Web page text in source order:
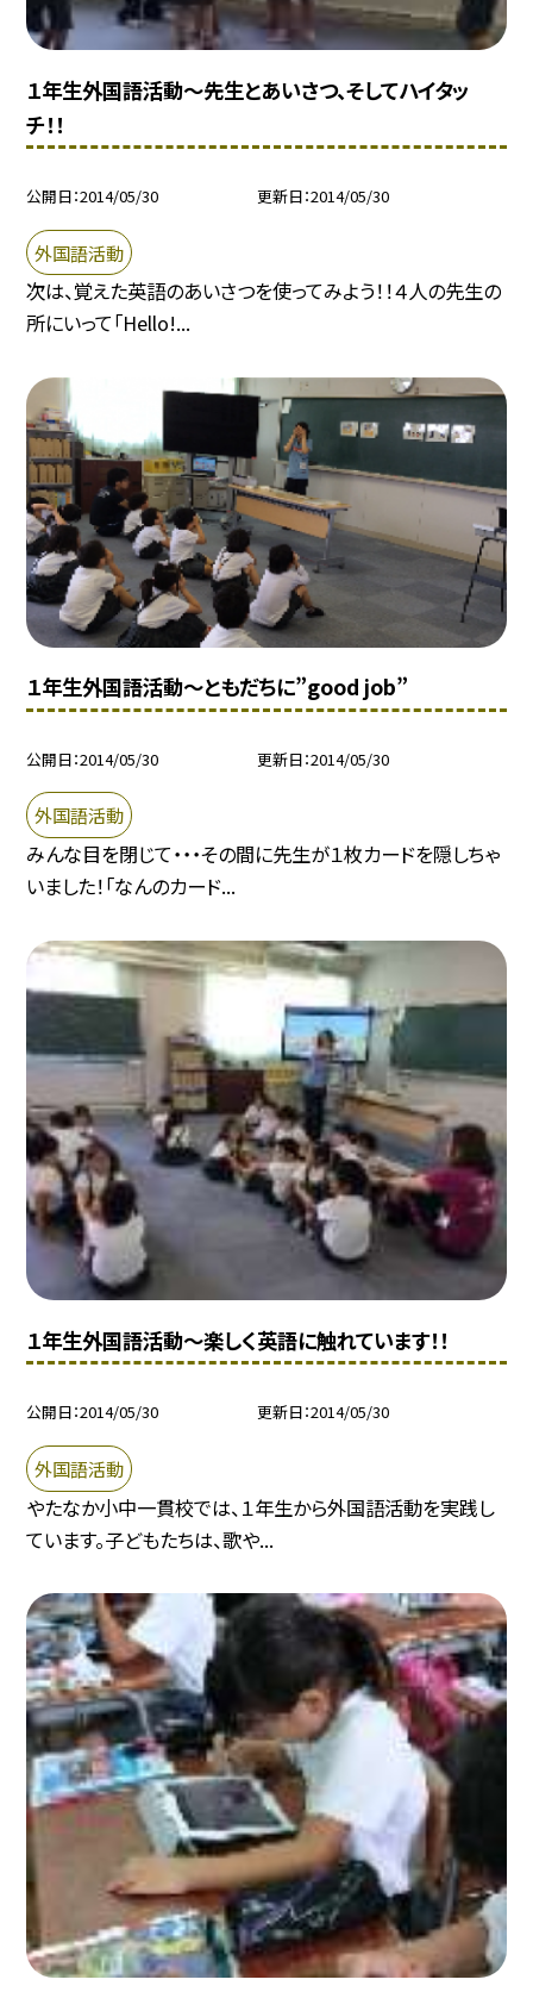
１年生外国語活動〜先生とあいさつ、そしてハイタッ
チ！！
公開日 2014/05/30 更新日 2014/05/30
外国語活動
次は、覚えた英語のあいさつを使ってみよう！！４人の先生の
所にいって「Hello!...
１年生外国語活動〜ともだちに”good job”
公開日 2014/05/30 更新日 2014/05/30
外国語活動
みんな目を閉じて・・・その間に先生が１枚カードを隠しちゃ
いました！「なんのカード...
１年生外国語活動〜楽しく英語に触れています！！
公開日 2014/05/30 更新日 2014/05/30
外国語活動
やたなか小中一貫校では、１年生から外国語活動を実践し
ています。子どもたちは、歌や...